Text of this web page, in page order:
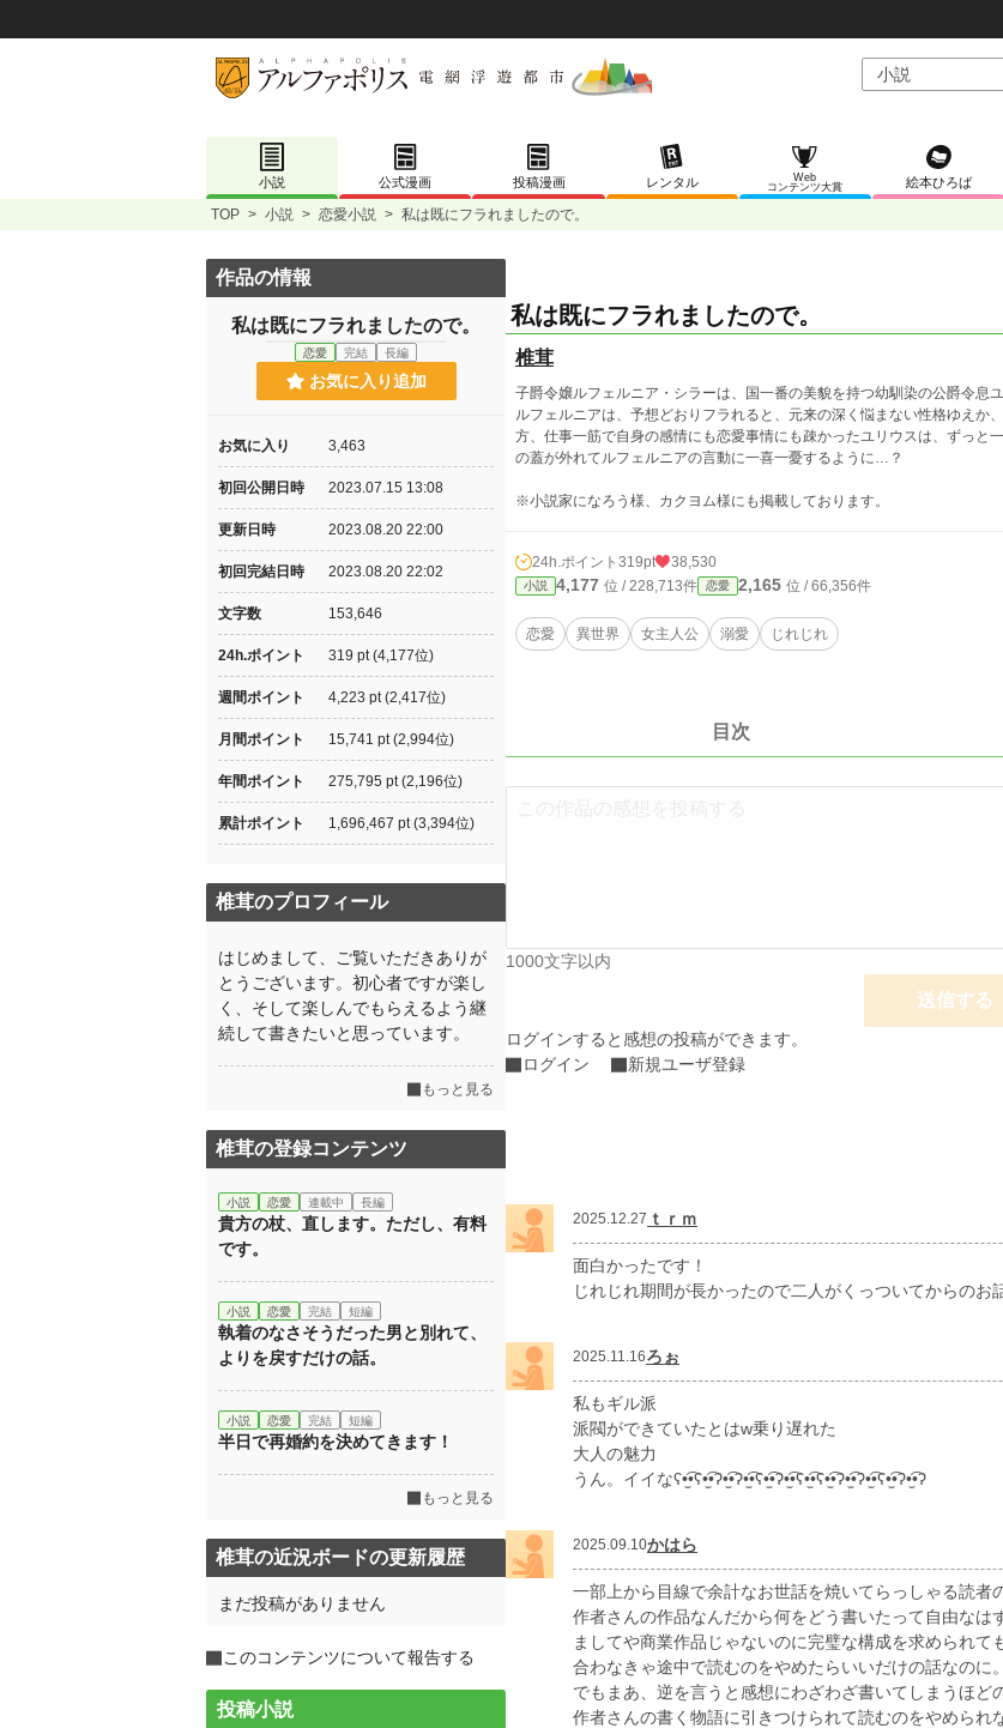
小説 公式漫画 投稿漫画 レンタル
Web
コンテンツ大賞
絵本ひろば
TOP > 小説 > 恋愛小説 > 私は既にフラれましたので。
私は既にフラれましたので。
椎茸
子爵令嬢ルフェルニア・シラーは、国一番の美貌を持つ幼馴染の公爵令息
ルフェルニアは、予想どおりフラれると、元来の深く悩まない性格ゆえか
方、仕事一筋で自身の感情にも恋愛事情にも疎かったユリウスは、ずっと
の蓋が外れてルフェルニアの言動に一喜一憂するように…？
※小説家になろう様、カクヨム様にも掲載しております。
24h.ポイント 319pt 38,530
小説 4,177 位 / 228,713件 恋愛 2,165 位 / 66,356件
恋愛 異世界 女主人公 溺愛 じれじれ
目次
1000文字以内
送信する
ログインすると感想の投稿ができます。
ログイン
新規ユーザ登録
2025.12.27 ｔｒｍ
面白かったです！
じれじれ期間が長かったので二人がくっついてからのお
2025.11.16ろぉ
私もギル派
派閥ができていたとはw乗り遅れた
大人の魅力
うん。イイなʕ•̫͡•ʕ•̫͡•ʔ•̫͡•ʔ•̫͡•ʕ•̫͡•ʔ•̫͡•ʕ•̫͡•ʕ•̫͡•ʔ•̫͡•ʔ•̫͡•ʕ•̫͡•ʔ•̫͡•ʔ
2025.09.10かはら
一部上から目線で余計なお世話を焼いてらっしゃる読者
作者さんの作品なんだから何をどう書いたって自由なは
ましてや商業作品じゃないのに完璧な構成を求められて
合わなきゃ途中で読むのをやめたらいいだけの話なのに。
でもまあ、逆を言うと感想にわざわざ書いてしまうほ
作者さんの書く物語に引きつけられて読むのをやめられ
作品の情報
私は既にフラれましたので。
恋愛 完結 長編
お気に入り追加
お気に入り 3,463
初回公開日時 2023.07.15 13:08
更新日時 2023.08.20 22:00
初回完結日時 2023.08.20 22:02
文字数 153,646
24h.ポイント 319 pt (4,177位)
週間ポイント 4,223 pt (2,417位)
月間ポイント 15,741 pt (2,994位)
年間ポイント 275,795 pt (2,196位)
累計ポイント 1,696,467 pt (3,394位)
椎茸のプロフィール
はじめまして、ご覧いただきありが
とうございます。初心者ですが楽し
く、そして楽しんでもらえるよう継
続して書きたいと思っています。
もっと見る
椎茸の登録コンテンツ
小説 恋愛 連載中 長編
貴方の杖、直します。ただし、有料
です。
小説 恋愛 完結 短編
執着のなさそうだった男と別れて、
よりを戻すだけの話。
小説 恋愛 完結 短編
半日で再婚約を決めてきます！
もっと見る
椎茸の近況ボードの更新履歴
まだ投稿がありません
このコンテンツについて報告する
投稿小説